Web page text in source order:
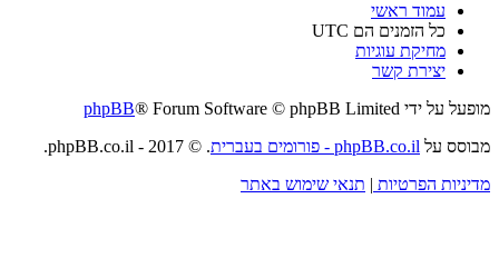
עמוד ראשי
כל הזמנים הם UTC
מחיקת עוגיות
יצירת קשר
מופעל על ידי
phpBB® Forum Software © phpBB Limited
מבוסס על phpBB.co.il - פורומים בעברית
. © 2017 - phpBB.co.il.
מדיניות הפרטיות | תנאי שימוש באתר